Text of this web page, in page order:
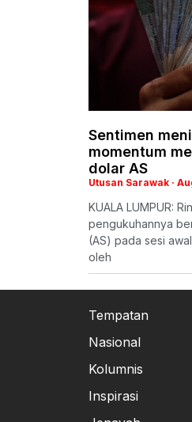
Sentimen
momentum
dolar AS
Utusan Sarawak
KUALA LUMPUR:
pengukuhannya
(AS) pada sesi
oleh
Tempatan
Nasional
Kolumnis
Inspirasi